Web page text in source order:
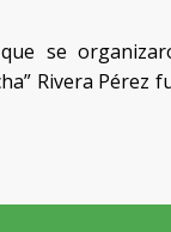
se
Rivera Pérez